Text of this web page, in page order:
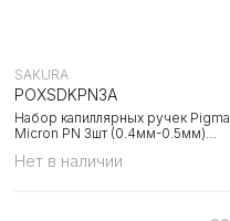
Нет в наличии
Набор капиллярных ручек Pigma
Micron PN 3шт (0.4мм-0.5мм)
SAKURA
POXSDKPN3A